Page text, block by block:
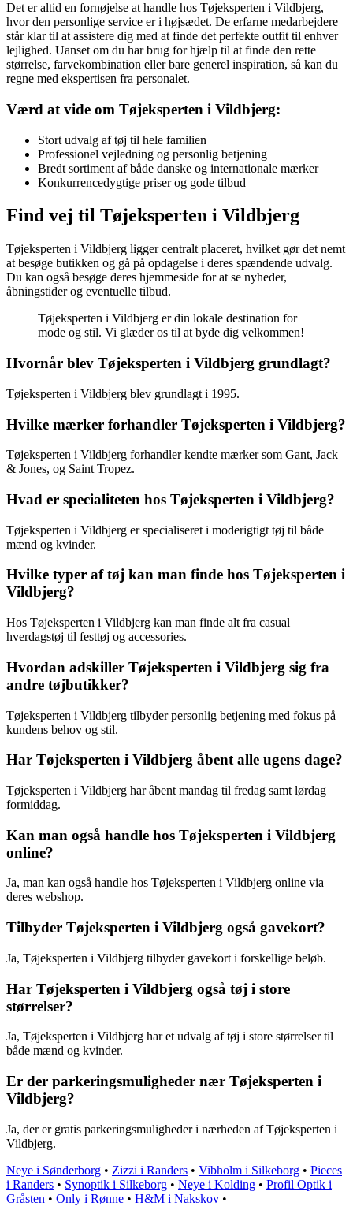
Det er altid en fornøjelse at handle hos Tøjeksperten i Vildbjerg,
hvor den personlige service er i højsædet. De erfarne medarbejdere
står klar til at assistere dig med at finde det perfekte outfit til enhver
lejlighed. Uanset om du har brug for hjælp til at finde den rette
størrelse, farvekombination eller bare generel inspiration, så kan du
regne med ekspertisen fra personalet.
Værd at vide om Tøjeksperten i Vildbjerg:
Stort udvalg af tøj til hele familien
Professionel vejledning og personlig betjening
Bredt sortiment af både danske og internationale mærker
Konkurrencedygtige priser og gode tilbud
Find vej til Tøjeksperten i Vildbjerg
Tøjeksperten i Vildbjerg ligger centralt placeret, hvilket gør det nemt
at besøge butikken og gå på opdagelse i deres spændende udvalg.
Du kan også besøge deres hjemmeside for at se nyheder,
åbningstider og eventuelle tilbud.
Tøjeksperten i Vildbjerg er din lokale destination for
mode og stil. Vi glæder os til at byde dig velkommen!
Hvornår blev Tøjeksperten i Vildbjerg grundlagt?
Tøjeksperten i Vildbjerg blev grundlagt i 1995.
Hvilke mærker forhandler Tøjeksperten i Vildbjerg?
Tøjeksperten i Vildbjerg forhandler kendte mærker som Gant, Jack
& Jones, og Saint Tropez.
Hvad er specialiteten hos Tøjeksperten i Vildbjerg?
Tøjeksperten i Vildbjerg er specialiseret i moderigtigt tøj til både
mænd og kvinder.
Hvilke typer af tøj kan man finde hos Tøjeksperten i
Vildbjerg?
Hos Tøjeksperten i Vildbjerg kan man finde alt fra casual
hverdagstøj til festtøj og accessories.
Hvordan adskiller Tøjeksperten i Vildbjerg sig fra
andre tøjbutikker?
Tøjeksperten i Vildbjerg tilbyder personlig betjening med fokus på
kundens behov og stil.
Har Tøjeksperten i Vildbjerg åbent alle ugens dage?
Tøjeksperten i Vildbjerg har åbent mandag til fredag samt lørdag
formiddag.
Kan man også handle hos Tøjeksperten i Vildbjerg
online?
Ja, man kan også handle hos Tøjeksperten i Vildbjerg online via
deres webshop.
Tilbyder Tøjeksperten i Vildbjerg også gavekort?
Ja, Tøjeksperten i Vildbjerg tilbyder gavekort i forskellige beløb.
Har Tøjeksperten i Vildbjerg også tøj i store
størrelser?
Ja, Tøjeksperten i Vildbjerg har et udvalg af tøj i store størrelser til
både mænd og kvinder.
Er der parkeringsmuligheder nær Tøjeksperten i
Vildbjerg?
Ja, der er gratis parkeringsmuligheder i nærheden af Tøjeksperten i
Vildbjerg.
Neye i Sønderborg • Zizzi i Randers • Vibholm i Silkeborg • Pieces
i Randers • Synoptik i Silkeborg • Neye i Kolding • Profil Optik i
Gråsten • Only i Rønne • H&M i Nakskov •